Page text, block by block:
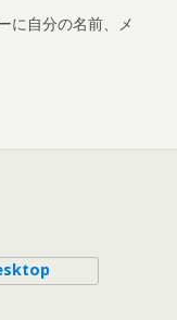
に自分の名前、メ